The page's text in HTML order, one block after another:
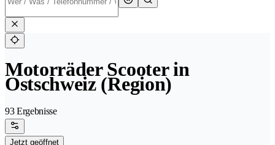
Motorräder Scooter in
Ostschweiz (Region)
93 Ergebnisse
Jetzt geöffnet